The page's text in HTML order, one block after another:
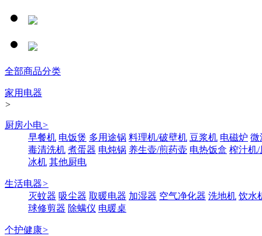
全部商品分类
家用电器
>
厨房小电>
早餐机 电饭煲 多用途锅 料理机/破壁机 豆浆机 电磁炉 微
毒清洗机 煮蛋器 电炖锅 养生壶/煎药壶 电热饭盒 榨汁机/
冰机 其他厨电
生活电器>
灭蚊器 吸尘器 取暖电器 加湿器 空气净化器 洗地机 饮水
球修剪器 除螨仪 电暖桌
个护健康>